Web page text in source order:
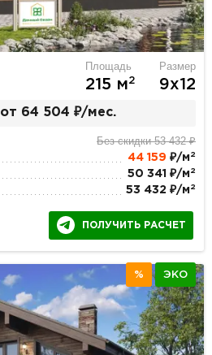
Площадь
215 м2
Размер
9х12
от 64 504 ₽/мес.
Без скидки 53 432 ₽
44 159 ₽/м 2
50 341 ₽/м 2
53 432 ₽/м 2
ПОЛУЧИТЬ РАСЧЕТ
% ЭКО